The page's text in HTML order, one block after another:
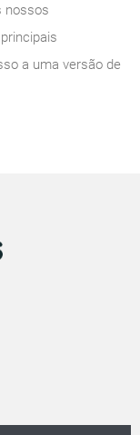
nossos
a uma versão de